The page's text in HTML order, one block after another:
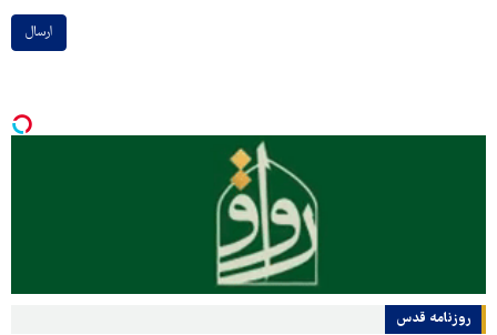
ارسال
روزنامه قدس